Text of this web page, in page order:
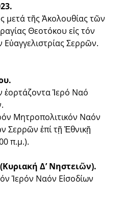
μετά τῆς Ἀκολουθίας τῶν
Θεοτόκου εἰς τόν
Σερρῶν.
ἑορτάζοντα Ἱερό Ναό
Μητροπολιτικόν Ναόν
Σερρῶν ἐπί τῇ Ἐθνικῇ
π.μ.).
Δ’ Νηστειῶν).
Ἱερόν Ναόν Εἰσοδίων